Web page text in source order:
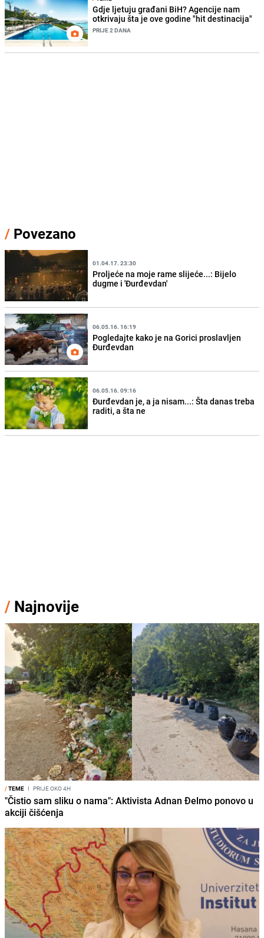
Gdje ljetuju građani BiH? Agencije nam
otkrivaju šta je ove godine "hit destinacija"
PRIJE 2 DANA
/ Povezano
01.04.17. 23:30
Proljeće na moje rame slijeće...: Bijelo
dugme i 'Đurđevdan'
06.05.16. 16:19
Pogledajte kako je na Gorici proslavljen
Đurđevdan
06.05.16. 09:16
Đurđevdan je, a ja nisam...: Šta danas treba
raditi, a šta ne
/ Najnovije
/TEME I PRIJE OKO 4H
"Čistio sam sliku o nama": Aktivista Adnan Đelmo ponovo u
akciji čišćenja